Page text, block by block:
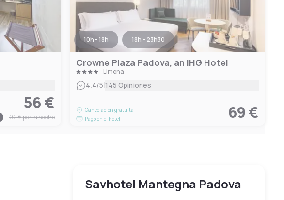
56 €
90 €por la noche
10h - 18h 18h - 23h30
Crowne Plaza Padova, an IHG Hotel
Limena
4.4/5|145 Opiniones
Cancelación gratuita
Pago en el hotel
69 €
Savhotel Mantegna Padova